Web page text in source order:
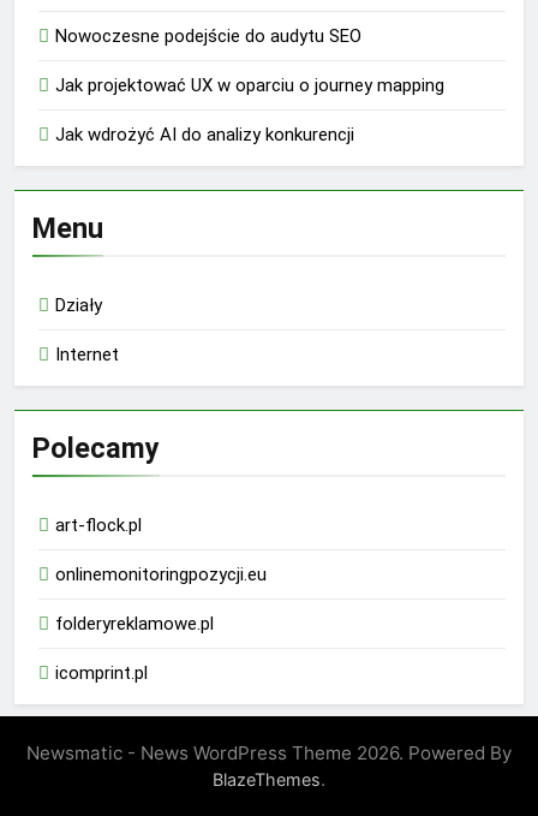
Nowoczesne podejście do audytu SEO
Jak projektować UX w oparciu o journey mapping
Jak wdrożyć AI do analizy konkurencji
Menu
Działy
Internet
Polecamy
art-flock.pl
onlinemonitoringpozycji.eu
folderyreklamowe.pl
icomprint.pl
Newsmatic - News WordPress Theme 2026. Powered By
BlazeThemes.